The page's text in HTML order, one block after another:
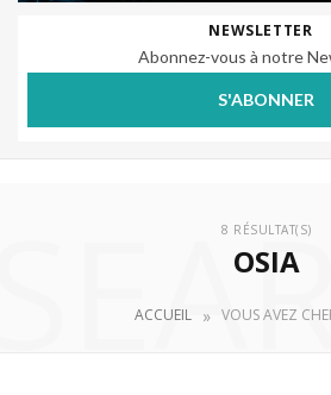
NEWSLETTER
Abonnez-vous à notre
S'ABONNER
8 RÉSULTAT(S)
OSIA
ACCUEIL » VOUS AVEZ